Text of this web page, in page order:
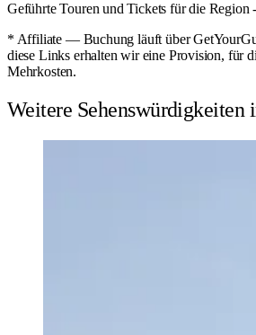
Geführte Touren und Tickets für die Region
* Affiliate — Buchung läuft über
diese Links erhalten wir eine Provision, für
Mehrkosten.
Weitere Sehenswürdigkeiten